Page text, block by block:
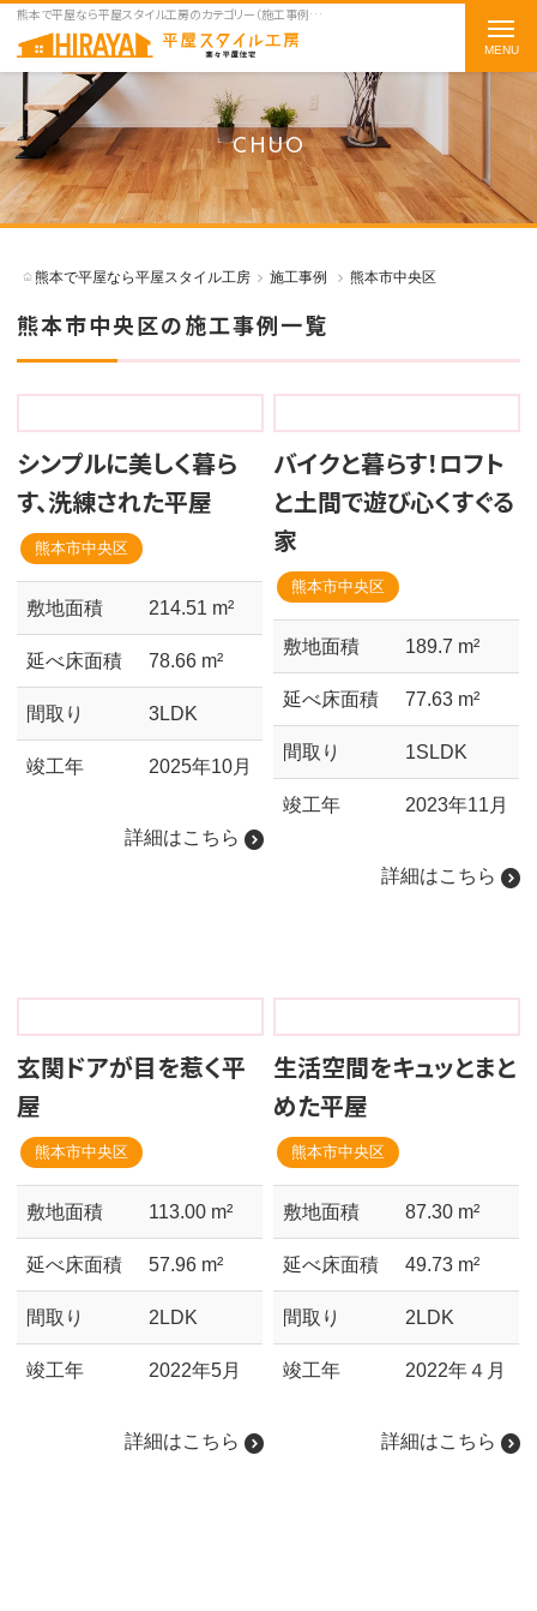
熊本で平屋なら平屋スタイル工房のカテゴリー（施工事例） 熊本市中央区をご紹介
CHUO
熊本で平屋なら平屋スタイル工房 施工事例 熊本市中央区
熊本市中央区の施工事例一覧
シンプルに美しく暮ら
す、洗練された平屋
熊本市中央区
敷地面積 214.51 m²
延べ床面積 78.66 m²
間取り 3LDK
竣工年 2025年10月
詳細はこちら
バイクと暮らす！ロフト
と土間で遊び心くすぐる
家
熊本市中央区
敷地面積 189.7 m²
延べ床面積 77.63 m²
間取り 1SLDK
竣工年 2023年11月
詳細はこちら
玄関ドアが目を惹く平
屋
熊本市中央区
敷地面積 113.00 m²
延べ床面積 57.96 m²
間取り 2LDK
竣工年 2022年5月
詳細はこちら
生活空間をキュッとまと
めた平屋
熊本市中央区
敷地面積 87.30 m²
延べ床面積 49.73 m²
間取り 2LDK
竣工年 2022年４月
詳細はこちら
t
o
g
g
l
e
n
g
o